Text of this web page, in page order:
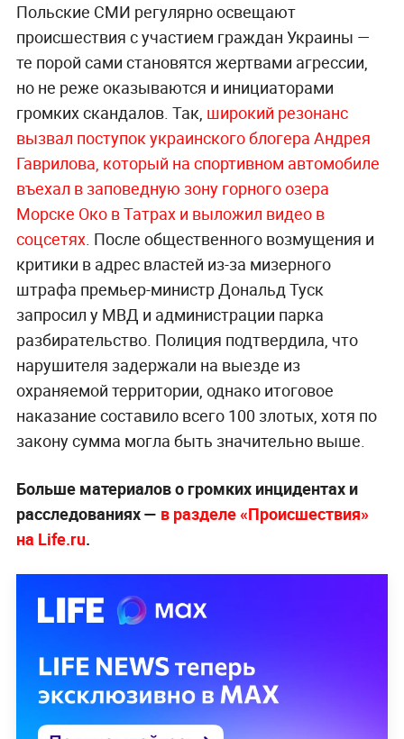
Польские СМИ регулярно освещают
происшествия с участием граждан Украины —
те порой сами становятся жертвами агрессии,
но не реже оказываются и инициаторами
громких скандалов. Так, широкий резонанс
вызвал поступок украинского блогера Андрея
Гаврилова, который на спортивном автомобиле
въехал в заповедную зону горного озера
Морске Око в Татрах и выложил видео в
соцсетях. После общественного возмущения и
критики в адрес властей из-за мизерного
штрафа премьер-министр Дональд Туск
запросил у МВД и администрации парка
разбирательство. Полиция подтвердила, что
нарушителя задержали на выезде из
охраняемой территории, однако итоговое
наказание составило всего 100 злотых, хотя по
закону сумма могла быть значительно выше.
Больше материалов о громких инцидентах и
расследованиях — в разделе «Происшествия»
на Life.ru.